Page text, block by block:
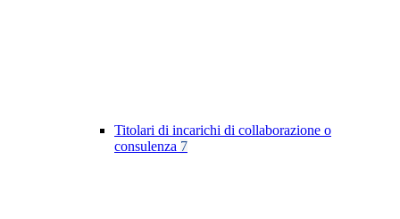
Titolari di incarichi di collaborazione o
consulenza 7